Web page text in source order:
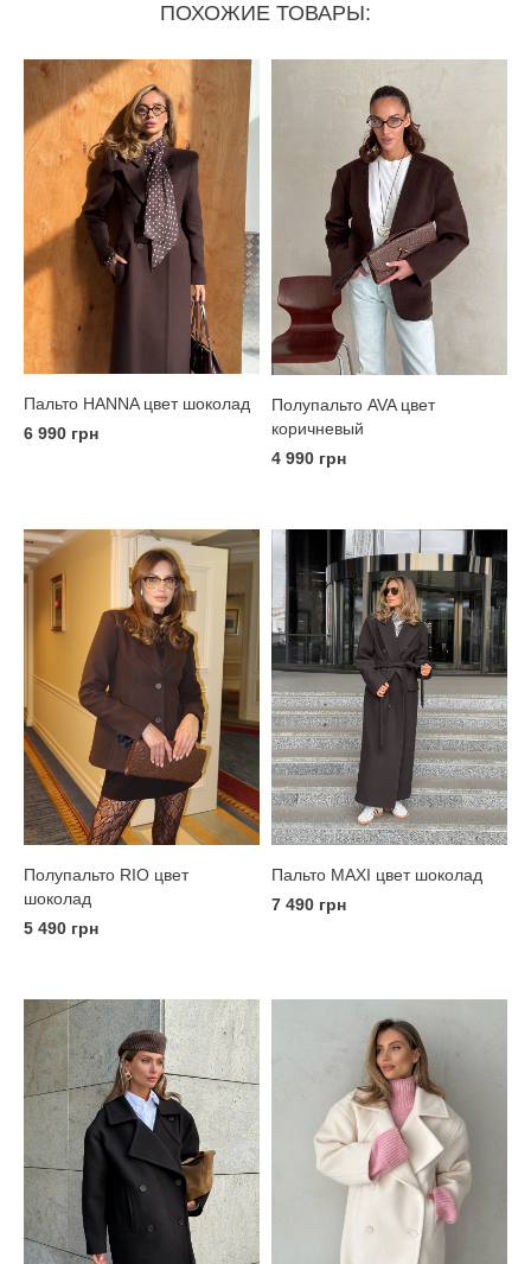
ПОХОЖИЕ ТОВАРЫ:
Пальто HANNA цвет шоколад
6 990 грн
Полупальто AVA цвет
коричневый
4 990 грн
Полупальто RIO цвет
шоколад
5 490 грн
Пальто MAXI цвет шоколад
7 490 грн